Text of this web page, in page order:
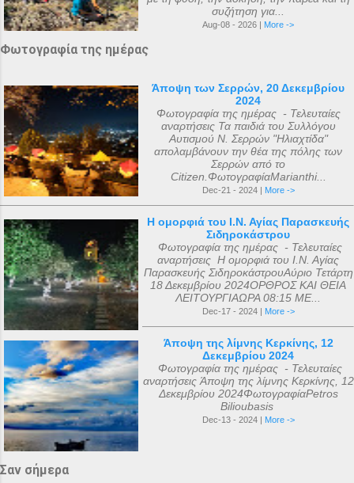
συζήτηση για...
Aug-08 - 2026 | More ->
Φωτογραφία της ημέρας
Άποψη των Σερρών, 20 Δεκεμβρίου
2024
Φωτογραφία της ημέρας - Τελευταίες
αναρτήσεις Τα παιδιά του Συλλόγου
Αυτισμού Ν. Σερρών "Ηλιαχτίδα"
απολαμβάνουν την θέα της πόλης των
Σερρών από το
Citizen.ΦωτογραφίαMarianthi...
Dec-21 - 2024 | More ->
Η ομορφιά του Ι.Ν. Αγίας Παρασκευής
Σιδηροκάστρου
Φωτογραφία της ημέρας - Τελευταίες
αναρτήσεις Η ομορφιά του Ι.Ν. Αγίας
Παρασκευής ΣιδηροκάστρουΑύριο Τετάρτη
18 Δεκεμβρίου 2024ΟΡΘΡΟΣ ΚΑΙ ΘΕΙΑ
ΛΕΙΤΟΥΡΓΙΑΩΡΑ 08:15 ΜΕ...
Dec-17 - 2024 | More ->
Άποψη της λίμνης Κερκίνης, 12
Δεκεμβρίου 2024
Φωτογραφία της ημέρας - Τελευταίες
αναρτήσεις Άποψη της λίμνης Κερκίνης, 12
Δεκεμβρίου 2024ΦωτογραφίαPetros
Bilioubasis
Dec-13 - 2024 | More ->
Σαν σήμερα